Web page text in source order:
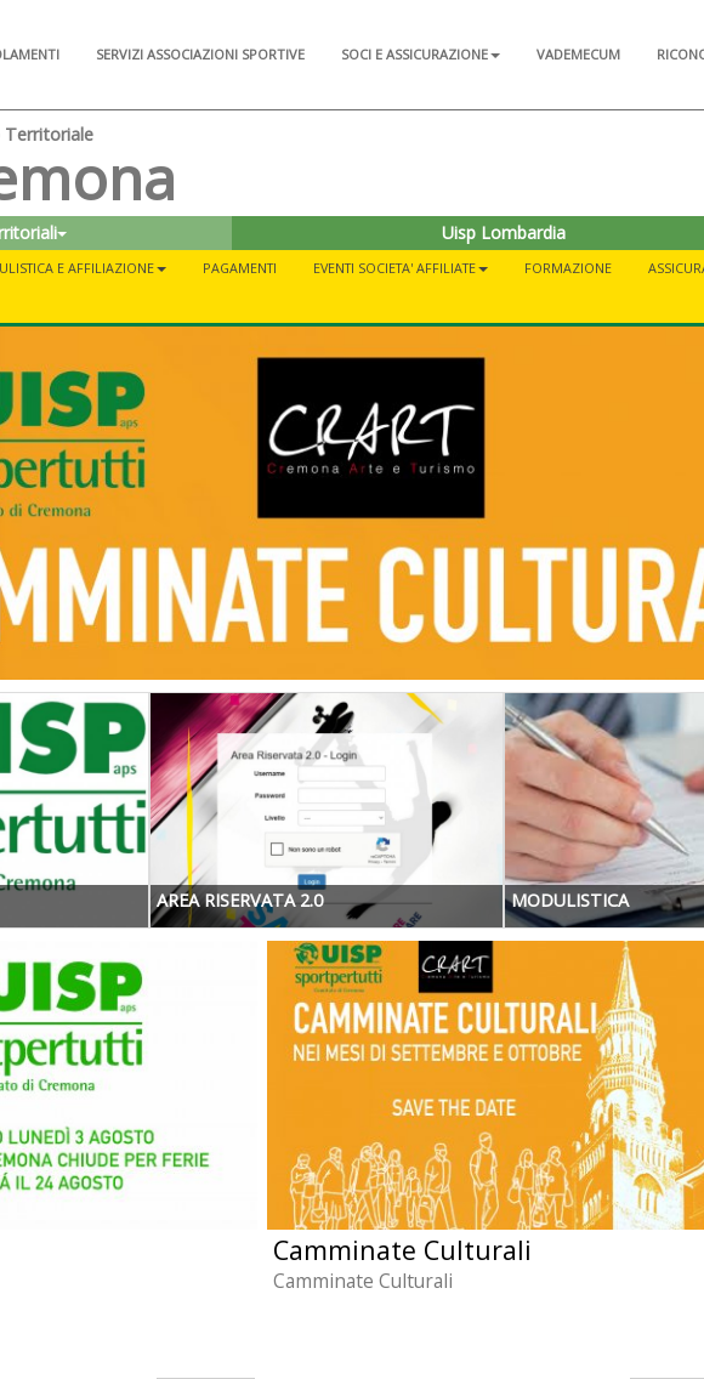
SERVIZI ASSOCIAZIONI SPORTIVE SOCI E ASSICURAZIONE VADEMECUM
Uisp Lombardia
E AFFILIAZIONE PAGAMENTI EVENTI SOCIETA' AFFILIATE FORMAZIONE
AREA RISERVATA 2.0 MODULISTICA
Camminate Culturali
Camminate Culturali